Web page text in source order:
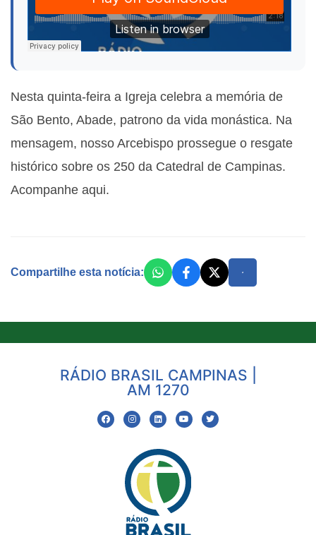
Nesta quinta-feira a Igreja celebra a memória de
São Bento, Abade, patrono da vida monástica. Na
mensagem, nosso Arcebispo prossegue o resgate
histórico sobre os 250 da Catedral de Campinas.
Acompanhe aqui.
Compartilhe esta notícia:
RÁDIO BRASIL CAMPINAS |
AM 1270